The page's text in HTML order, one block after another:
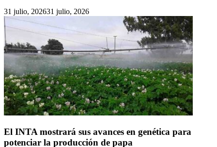
31 julio, 202631 julio, 2026
El INTA mostrará sus avances en genética para
potenciar la producción de papa